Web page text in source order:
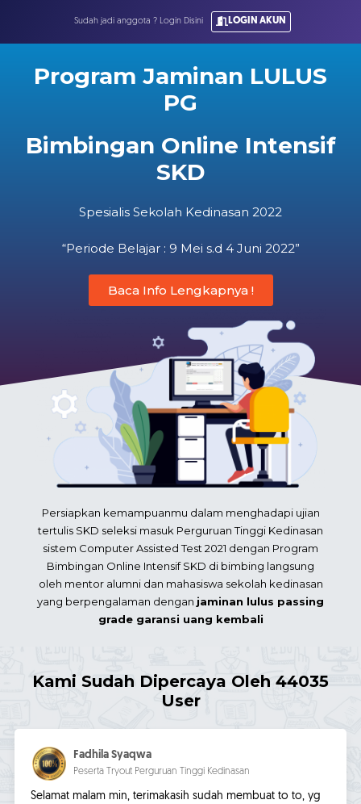
Sudah jadi anggota ? Login Disini LOGIN AKUN
Program Jaminan LULUS
PG
Bimbingan Online Intensif
SKD
Spesialis Sekolah Kedinasan 2022
“Periode Belajar : 9 Mei s.d 4 Juni 2022”
Baca Info Lengkapnya !
Persiapkan kemampuanmu dalam menghadapi ujian
tertulis SKD seleksi masuk Perguruan Tinggi Kedinasan
sistem Computer Assisted Test 2021 dengan Program
Bimbingan Online Intensif SKD di bimbing langsung
oleh mentor alumni dan mahasiswa sekolah kedinasan
yang berpengalaman dengan jaminan lulus passing
grade garansi uang kembali
Kami Sudah Dipercaya Oleh 44035
User
Fadhila Syaqwa
Peserta Tryout Perguruan Tinggi Kedinasan
Selamat malam min, terimakasih sudah membuat to to, yg